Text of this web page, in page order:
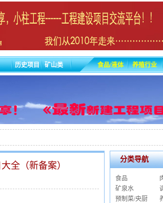
历史项目 矿山类 食品/液体 养殖行业
全（新备案）
分类导航
食品
矿泉水
预制菜/央厨